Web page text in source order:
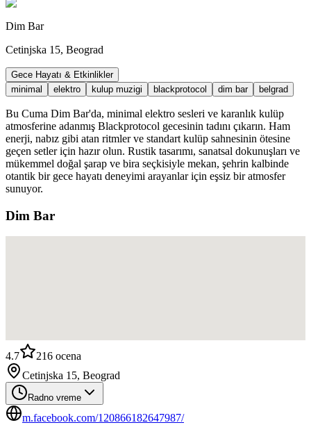
Dim Bar
Cetinjska 15, Beograd
Gece Hayatı & Etkinlikler
minimal
elektro kulup muzigi blackprotocol dim bar belgrad
Bu Cuma Dim Bar'da, minimal elektro sesleri ve karanlık kulüp
atmosferine adanmış Blackprotocol gecesinin tadını çıkarın. Ham
enerji, nabız gibi atan ritmler ve standart kulüp sahnesinin ötesine
geçen setler için hazır olun. Rustik tasarımı, sanatsal dokunuşları ve
mükemmel doğal şarap ve bira seçkisiyle mekan, şehrin kalbinde
otantik bir gece hayatı deneyimi arayanlar için eşsiz bir atmosfer
sunuyor.
Dim Bar
4.7 216 ocena
Cetinjska 15, Beograd
Radno vreme
m.facebook.com/120866182647987/